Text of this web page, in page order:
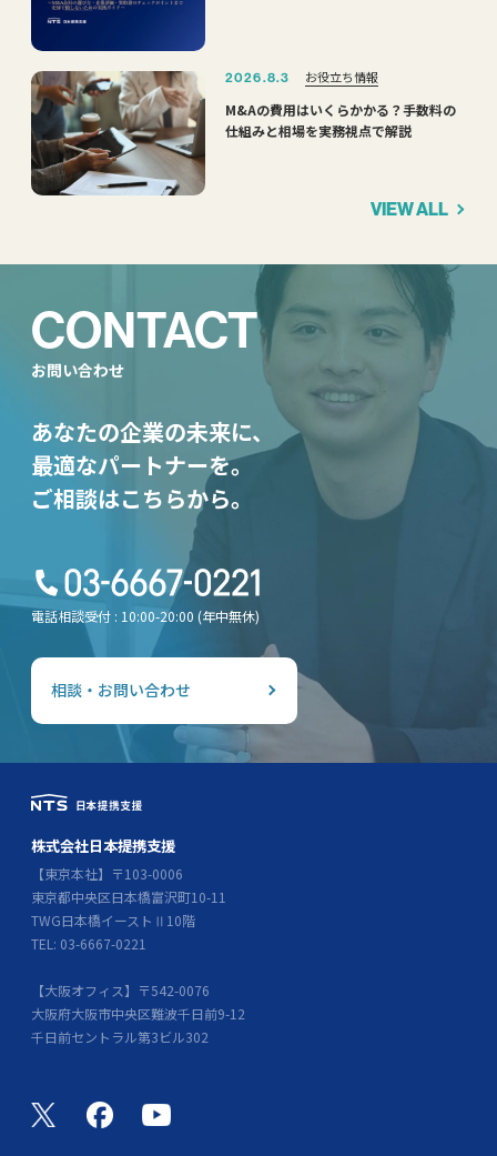
2026.8.3 お役立ち情報
M&Aの費用はいくらかかる？手数料の
仕組みと相場を実務視点で解説
VIEW ALL
CONTACT
お問い合わせ
あなたの企業の未来に、
最適なパートナーを。
ご相談はこちらから。
電話相談受付 : 10:00-20:00 (年中無休)
相談・お問い合わせ
株式会社日本提携支援
【東京本社】〒103-0006
東京都中央区日本橋富沢町10-11
TWG日本橋イーストⅡ10階
TEL: 03-6667-0221
【大阪オフィス】〒542-0076
大阪府大阪市中央区難波千日前9-12
千日前セントラル第3ビル302